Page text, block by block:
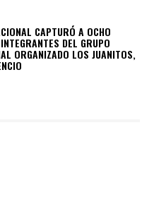
CAPTURÓ A OCHO
DEL GRUPO
ORGANIZADO LOS JUANITOS,